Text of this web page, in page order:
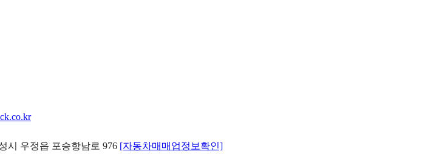
시 우정읍 포승항남로 976 [자동차매매업정보확인]